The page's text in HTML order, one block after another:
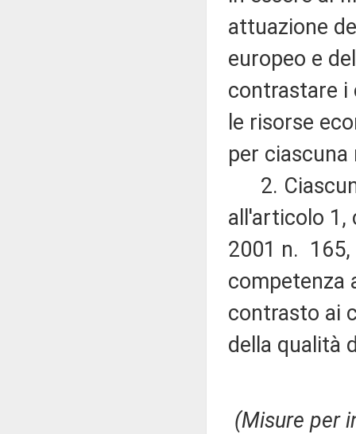
attuazione
europeo e
contrastare i
le risorse
per
2.
all'articolo 1,
2001 n.
competenza
contrasto ai
della qualità
(Misure per